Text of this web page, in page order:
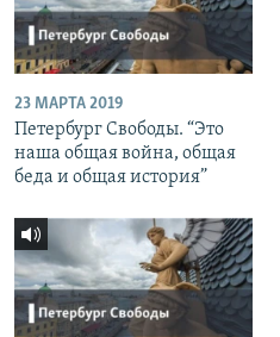
23 МАРТА 2019
Петербург Свободы. “Это
наша общая война, общая
беда и общая история”